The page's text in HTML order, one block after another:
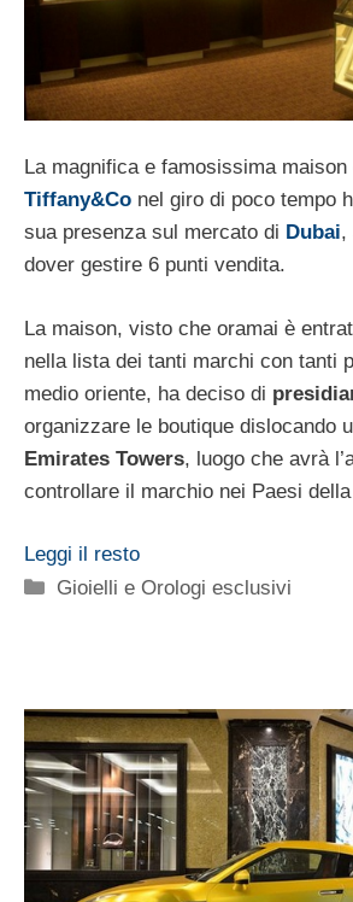
La magnifica e famosissima
Tiffany&Co nel giro di poco tempo
sua presenza sul mercato di Dubai,
dover gestire 6 punti vendita.
La maison, visto che oramai è
nella lista dei tanti marchi con tanti
medio oriente, ha deciso di
organizzare le boutique dislocando
Emirates Towers, luogo che avrà
controllare il marchio nei Paesi
Leggi il resto
Categorie
Gioielli e Orologi esclusivi